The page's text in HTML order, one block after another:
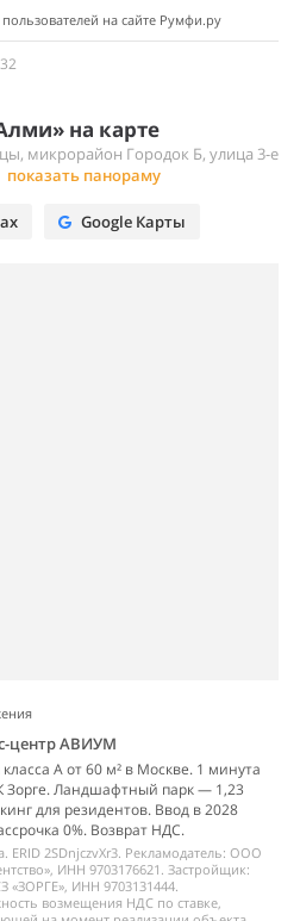
на сайте Румфи.ру
на карте
микрорайон Городок Б, улица 3-е
показать панораму
Google Карты
центр АВИУМ
А от 60 м² в Москве. 1 минута
Зорге. Ландшафтный парк — 1,23
для резидентов. Ввод в 2028
0%. Возврат НДС.
ERID 2SDnjczvXr3. Рекламодатель: ООО
ИНН 9703176621. Застройщик:
«ЗОРГЕ», ИНН 9703131444.
возмещения НДС по ставке,